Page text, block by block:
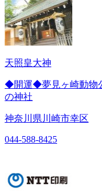
天照皇大神
◆開運◆夢見ヶ崎動物
の神社
神奈川県川崎市幸区
044-588-8425